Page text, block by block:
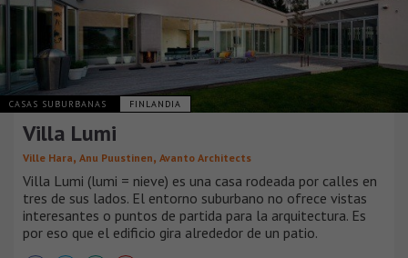
CASAS SUBURBANAS FINLANDIA
Villa Lumi
Ville Hara, Anu Puustinen, Avanto Architects
Villa Lumi (lumi = nieve) es una casa rodeada por calles en
tres de sus lados. El entorno suburbano no ofrece vistas
interesantes o puntos de partida para la arquitectura. Es
por eso que el edificio gira alrededor de un patio.